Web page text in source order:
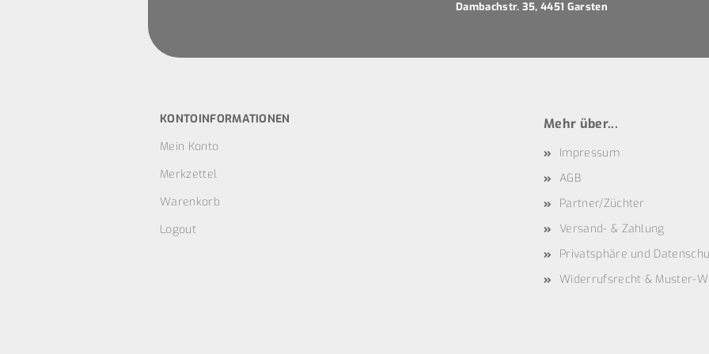
Dambachstr. 35, 4451 Garsten
KONTOINFORMATIONEN
Mein Konto
Merkzettel
Warenkorb
Logout
Mehr über...
Impressum
AGB
Partner/Züchter
Versand- & Zahlung
Privatsphäre und
Widerrufsrecht & Muster-